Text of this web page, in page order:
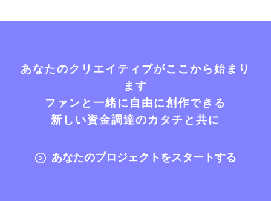
あなたのクリエイティブがここから始まり
ます
ファンと一緒に自由に創作できる
新しい資金調達のカタチと共に
あなたのプロジェクトをスタートする